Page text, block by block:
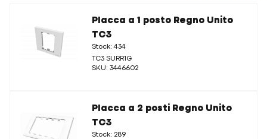
Placca a 1 posto Regno Unito
TC3
Stock: 434
TC3 SURR1G
SKU: 3446602
Placca a 2 posti Regno Unito
TC3
Stock: 289